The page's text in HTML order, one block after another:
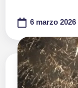
6 marzo 2026